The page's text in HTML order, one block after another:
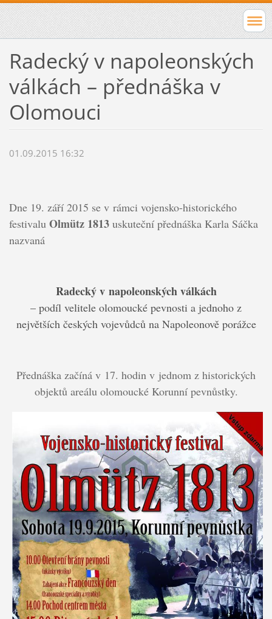
Radecký v napoleonských
válkách – přednáška v
Olomouci
01.09.2015 16:32
Dne 19. září 2015 se v rámci vojensko-historického
festivalu Olmütz 1813uskuteční přednáška Karla Sáčka
nazvaná
Radecký v napoleonských válkách
– podíl velitele olomoucké pevnosti a jednoho z
největších českých vojevůdců na Napoleonově porážce
Přednáška začíná v 17. hodin v jednom z historických
objektů areálu olomoucké Korunní pevnůstky.